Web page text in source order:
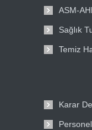
ASM-
Sağlık
Temiz
Karar